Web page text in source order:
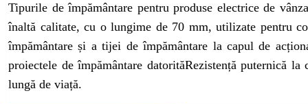
Tipurile de împământare pentru produse electrice de
înaltă calitate, cu o lungime de 70 mm, utilizate pentru
împământare și a tijei de împământare la capul de
proiectele de împământare datorităRezistență puternică la
lungă de viață.